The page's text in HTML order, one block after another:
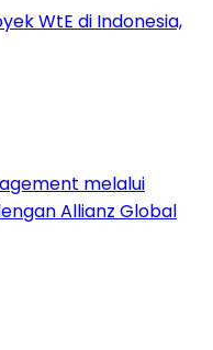
WtE di Indonesia,
melalui
Allianz Global